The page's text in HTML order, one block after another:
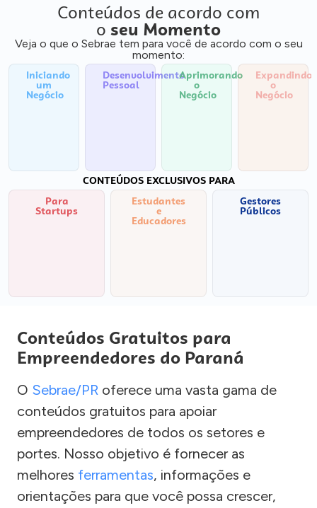
Conteúdos de acordo com
o seu Momento
Veja o que o Sebrae tem para você de acordo com o seu
momento:
Iniciando
um
Negócio
Desenvolvimento
Pessoal
Aprimorando
o
Negócio
Expandindo
o
Negócio
CONTEÚDOS EXCLUSIVOS PARA
Para
Startups
Estudantes
e
Educadores
Gestores
Públicos
Conteúdos Gratuitos para
Empreendedores do Paraná
O Sebrae/PR oferece uma vasta gama de
conteúdos gratuitos para apoiar
empreendedores de todos os setores e
portes. Nosso objetivo é fornecer as
melhores ferramentas, informações e
orientações para que você possa crescer,